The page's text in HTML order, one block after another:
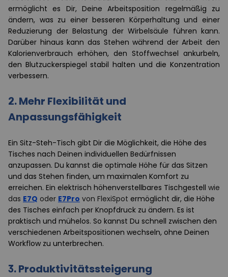
ermöglicht es Dir, Deine Arbeitsposition regelmäßig zu
ändern, was zu einer besseren Körperhaltung und einer
Reduzierung der Belastung der Wirbelsäule führen kann.
Darüber hinaus kann das Stehen während der Arbeit den
Kalorienverbrauch erhöhen, den Stoffwechsel ankurbeln,
den Blutzuckerspiegel stabil halten und die Konzentration
verbessern.
2.Mehr Flexibilität und
Anpassungsfähigkeit
Ein Sitz-Steh-Tisch gibt Dir die Möglichkeit, die Höhe des
Tisches nach Deinen individuellen Bedürfnissen
anzupassen. Du kannst die optimale Höhe für das Sitzen
und das Stehen finden, um maximalen Komfort zu
erreichen. Ein elektrisch höhenverstellbares Tischgestell wie
das E7Q oder E7Pro von FlexiSpot ermöglicht dir, die Höhe
des Tisches einfach per Knopfdruck zu ändern. Es ist
praktisch und mühelos. So kannst Du schnell zwischen den
verschiedenen Arbeitspositionen wechseln, ohne Deinen
Workflow zu unterbrechen.
3.Produktivitätssteigerung